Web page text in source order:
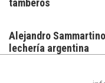
tamberos
Alejandro
lechería argentina